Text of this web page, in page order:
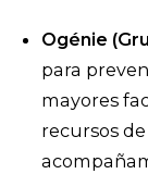
Ogénie
para
mayores
recursos